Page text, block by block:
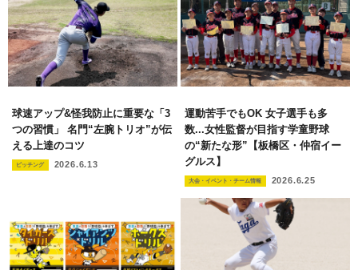
球速アップ&怪我防止に重要な「3
つの習慣」 名門“左腕トリオ”が伝
える上達のコツ
ピッチング 2026.6.13
運動苦手でもOK 女子選手も多
数...女性監督が目指す学童野球
の“新たな形”【板橋区・仲宿イー
グルス】
大会・イベント・チーム情報 2026.6.25